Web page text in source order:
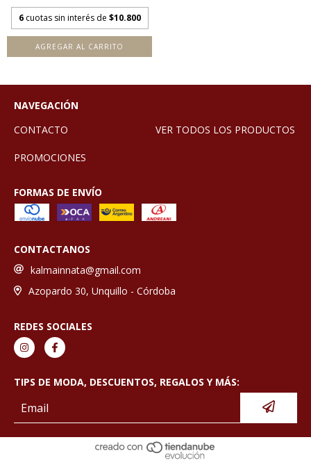
6 cuotas sin interés de $10.800
AGREGAR AL CARRITO
NAVEGACIÓN
CONTACTO
VER TODOS LOS PRODUCTOS
PROMOCIONES
FORMAS DE ENVÍO
CONTACTANOS
kalmainnata@gmail.com
Azopardo 30, Unquillo - Córdoba
REDES SOCIALES
TIPS DE MODA, DESCUENTOS, REGALOS Y MÁS: